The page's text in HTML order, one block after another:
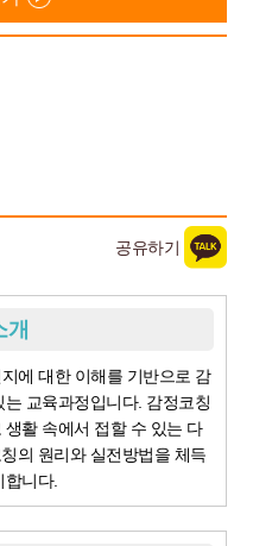
공유하기
개
에 대한 이해를 기반으로 감
교육과정입니다. 감정코칭
활 속에서 접할 수 있는 다
의 원리와 실전방법을 체득
니다.